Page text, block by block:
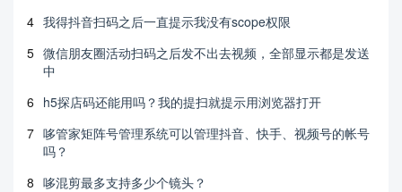
4 我得抖音扫码之后一直提示我没有scope权限
5 微信朋友圈活动扫码之后发不出去视频，全部显示都是发送
中
6 h5探店码还能用吗？我的提扫就提示用浏览器打开
7 哆管家矩阵号管理系统可以管理抖音、快手、视频号的帐号
吗？
8 哆混剪最多支持多少个镜头？